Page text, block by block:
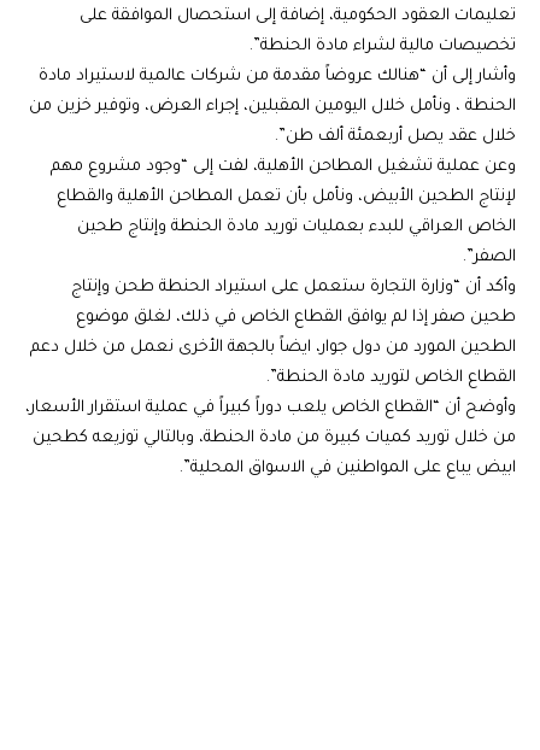
تعليمات العقود الحكومية، إضافة إلى استحصال الموافقة على
تخصيصات مالية لشراء مادة الحنطة”.
وأشار إلى أن “هنالك عروضاً مقدمة من شركات عالمية لاستيراد مادة
الحنطة ، ونأمل خلال اليومين المقبلين، إجراء العرض، وتوفير خزين من
خلال عقد يصل أربعمئة ألف طن”.
وعن عملية تشغيل المطاحن الأهلية، لفت إلى “وجود مشروع مهم
لإنتاج الطحين الأبيض، ونأمل بأن تعمل المطاحن الأهلية والقطاع
الخاص العراقي للبدء بعمليات توريد مادة الحنطة وإنتاج طحين
الصفر”.
وأكد أن “وزارة التجارة ستعمل على استيراد الحنطة طحن وإنتاج
طحين صفر إذا لم يوافق القطاع الخاص في ذلك، لغلق موضوع
الطحين المورد من دول جوار، ايضاً بالجهة الأخرى نعمل من خلال دعم
القطاع الخاص لتوريد مادة الحنطة”.
وأوضح أن “القطاع الخاص يلعب دوراً كبيراً في عملية استقرار الأسعار،
من خلال توريد كميات كبيرة من مادة الحنطة، وبالتالي توزيعه كطحين
ابيض يباع على المواطنين في الاسواق المحلية”.